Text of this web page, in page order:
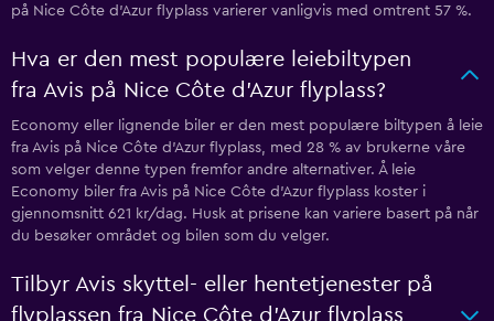
på Nice Côte d'Azur flyplass varierer vanligvis med omtrent 57 %.
Hva er den mest populære leiebiltypen
fra Avis på Nice Côte d'Azur flyplass?
Economy eller lignende biler er den mest populære biltypen å leie
fra Avis på Nice Côte d'Azur flyplass, med 28 % av brukerne våre
som velger denne typen fremfor andre alternativer. Å leie
Economy biler fra Avis på Nice Côte d'Azur flyplass koster i
gjennomsnitt 621 kr/dag. Husk at prisene kan variere basert på når
du besøker området og bilen som du velger.
Tilbyr Avis skyttel- eller hentetjenester på
flyplassen fra Nice Côte d'Azur flyplass